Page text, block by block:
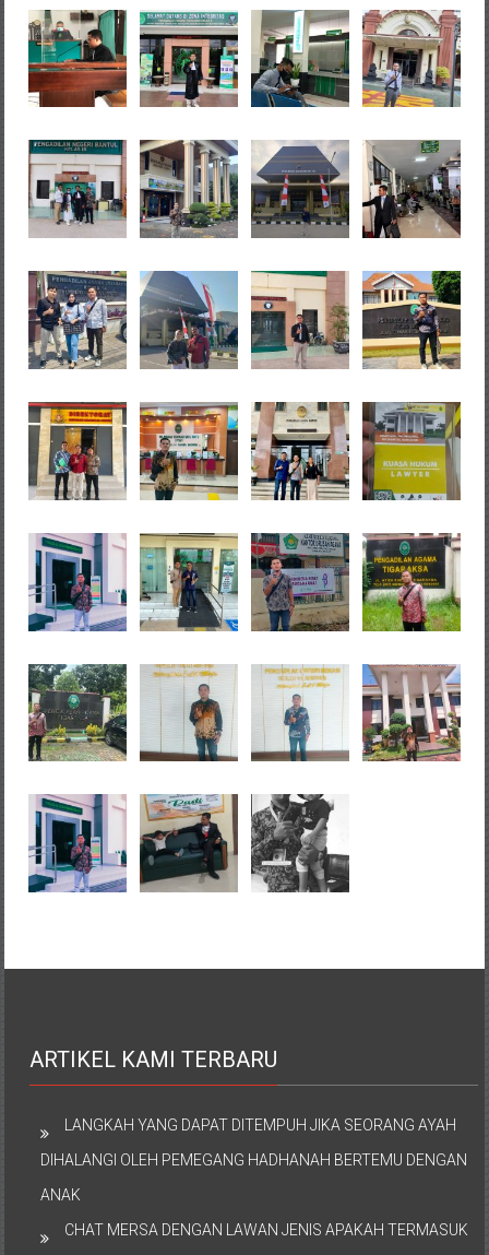
ARTIKEL KAMI TERBARU
LANGKAH YANG DAPAT DITEMPUH JIKA SEORANG AYAH
DIHALANGI OLEH PEMEGANG HADHANAH BERTEMU DENGAN
ANAK
CHAT MERSA DENGAN LAWAN JENIS APAKAH TERMASUK